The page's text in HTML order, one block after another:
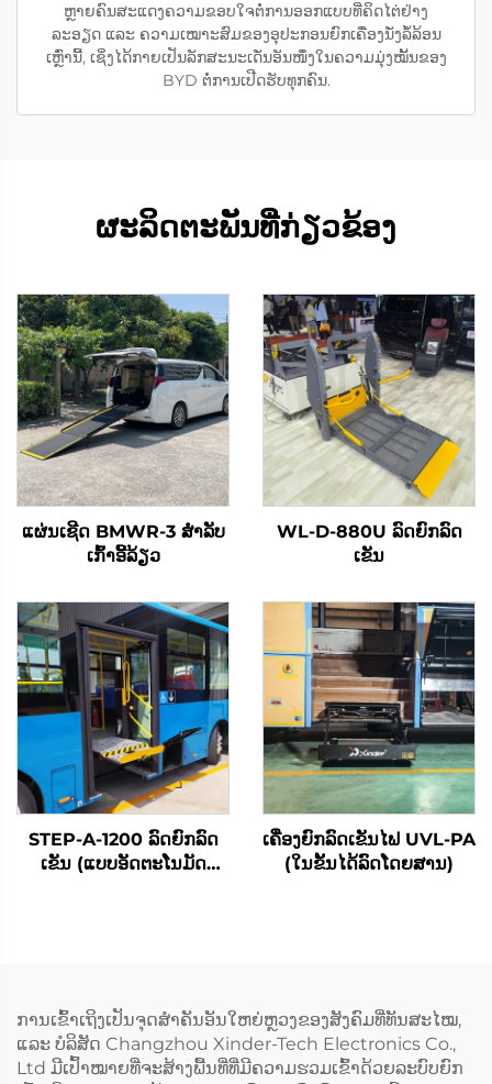
ຫຼາຍຄົນສະແດງຄວາມຂອບໃຈຕໍ່ການອອກແບບທີ່ຄິດໄຕ່ຢ່າງ
ລະອຽດ ແລະ ຄວາມເໝາະສົມຂອງອຸປະກອນຍົກເຄື່ອງນັ່ງລໍ້ລ້ອນ
ເຫຼົ່ານີ້, ເຊິ່ງໄດ້ກາຍເປັນລັກສະນະເດັ່ນອັນໜຶ່ງໃນຄວາມມຸ່ງໝັ້ນຂອງ
BYD ຕໍ່ການເປີດຮັບທຸກຄົນ.
ຜະລິດຕະພັນທີ່ກ່ຽວຂ້ອງ
ແຜ່ນເຊີດ BMWR-3 ສໍາລັບ
ເກົ້າອີ້ລ້ຽວ
WL-D-880U ລົດຍົກລົດ
ເຂັນ
STEP-A-1200 ລົດຍົກລົດ
ເຂັນ (ແບບອັດຕະໂນມັດ
ເຄື່ອງຍົກລົດເຂັນໄຟ UVL-PA
(ໃນຂັ້ນໄດ້ລົດໂດຍສານ)
ການເຂົ້າເຖິງເປັນຈຸດສຳຄັນອັນໃຫຍ່ຫຼວງຂອງສັງຄົມທີ່ທັນສະໄໝ,
ແລະ ບໍລິສັດ Changzhou Xinder-Tech Electronics Co.,
Ltd ມີເປົ້າໝາຍທີ່ຈະສ້າງພື້ນທີ່ທີ່ມີຄວາມຮວມເຂົ້າດ້ວຍລະບົບຍົກ